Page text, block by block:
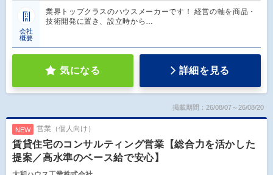
会社
概要
業界トップクラスのハウスメーカーです！ 経営の軸を商品・
技術開発に置き、設立時から…
気になる 詳細を見る
掲載期間：26/08/07～26/08/20
NEW 営業（個人向け）
賃貸住宅のコンサルティング営業【総合力を活かした
提案／高水準のベース給で安心】